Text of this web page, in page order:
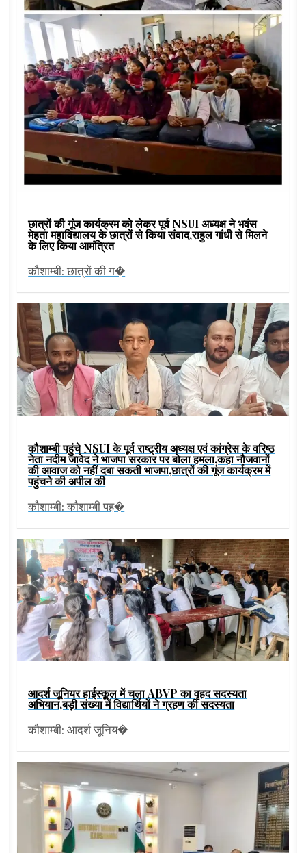
छात्रों की गूंज कार्यक्रम को लेकर पूर्व NSUI अध्यक्ष ने भवंस
मेहता महाविद्यालय के छात्रों से किया संवाद,राहुल गांधी से मिलने
के लिए किया आमंत्रित
कौशाम्बी: छात्रों की ग�
कौशाम्बी पहुंचे NSUI के पूर्व राष्ट्रीय अध्यक्ष एवं कांग्रेस के वरिष्ठ
नेता नदीम जावेद ने भाजपा सरकार पर बोला हमला,कहा नौजवानों
की आवाज को नहीं दबा सकती भाजपा,छात्रों की गूंज कार्यक्रम में
पहुंचने की अपील की
कौशाम्बी: कौशाम्बी पह�
आदर्श जूनियर हाईस्कूल में चला ABVP का वृहद सदस्यता
अभियान,बड़ी संख्या में विद्यार्थियों ने ग्रहण की सदस्यता
कौशाम्बी: आदर्श जूनिय�